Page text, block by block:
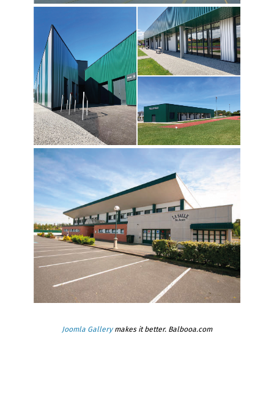
Joomla Gallerymakes it better. Balbooa.com